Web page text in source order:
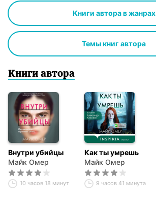
Книги автора в жанрах
Темы книг автора
Книги автора
Внутри убийцы
Майк Омер
10 часов 18 минут
Как ты умрешь
Майк Омер
9 часов 41 минута